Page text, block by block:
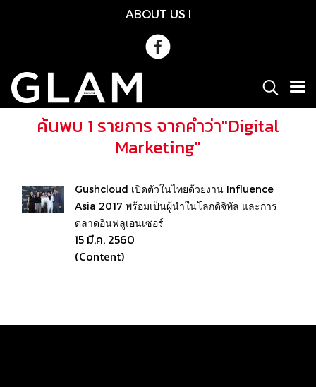
ABOUT US l
ค้นพบ 1 รายการ จากคำว่า"Digital
Marketing"
Gushcloud เปิดตัวในไทยด้วยงาน Influence
Asia 2017 พร้อมเป็นผู้นำในโลกดิจิทัล และการ
ตลาดอินฟลูเอนเซอร์
15 มี.ค. 2560
(Content)